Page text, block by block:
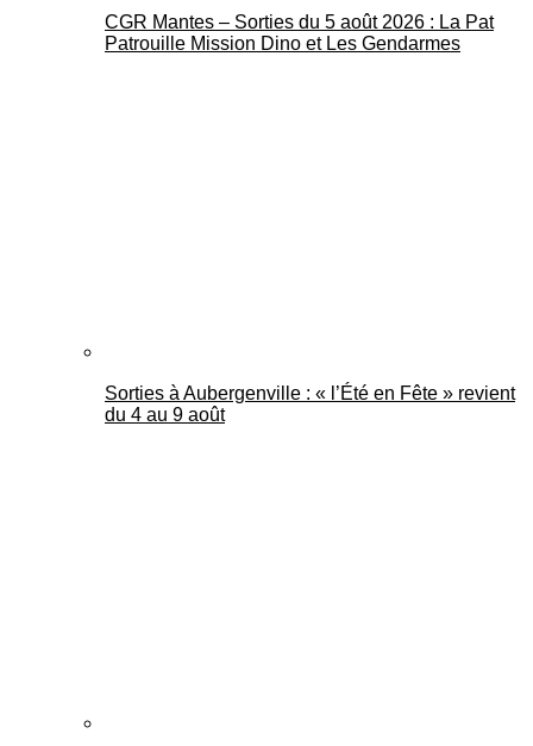
CGR Mantes – Sorties du 5 août 2026 : La Pat
Patrouille Mission Dino et Les Gendarmes
Sorties à Aubergenville : « l’Été en Fête » revient
du 4 au 9 août